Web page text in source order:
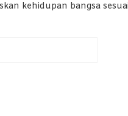
kehidupan bangsa